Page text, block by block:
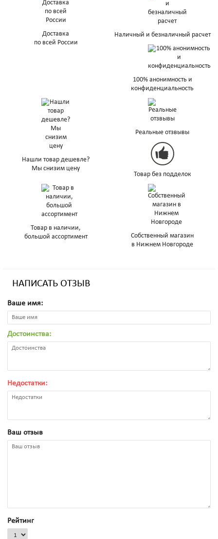
Доставка
по всей России
Наличный и безналичный расчет
100% анонимность и
конфиденциальность
Нашли товар дешевле?
Мы снизим цену
Реальные отзвывы
Товар без подделок
Товар в наличии,
большой ассортимент
Собственный магазин
в Нижнем Новгороде
НАПИСАТЬ ОТЗЫВ
Ваше имя:
Достоинства:
Недостатки:
Ваш отзыв
Рейтинг